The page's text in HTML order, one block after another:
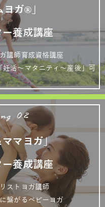
ヨガ®」
養成講座
講師育成資格講座
活～マタニティ～産後」可
02
ママヨガ」
養成講座
ストヨガ講師
繋がるベビーヨガ